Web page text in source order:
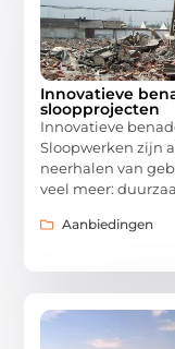
Innovatieve
sloopprojecten
Innovatieve
Sloopwerken zijn
neerhalen van
veel meer:
Aanbiedingen